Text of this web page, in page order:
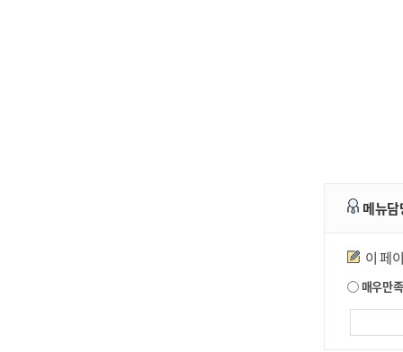
메뉴
만족도조사
이 페
매우만족